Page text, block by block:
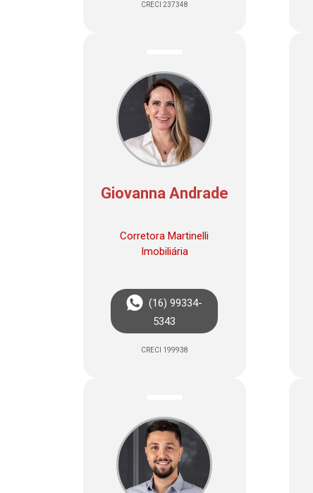
CRECI 237348
Giovanna Andrade
Corretora Martinelli
Imobiliária
(16) 99334-
5343
CRECI 199938